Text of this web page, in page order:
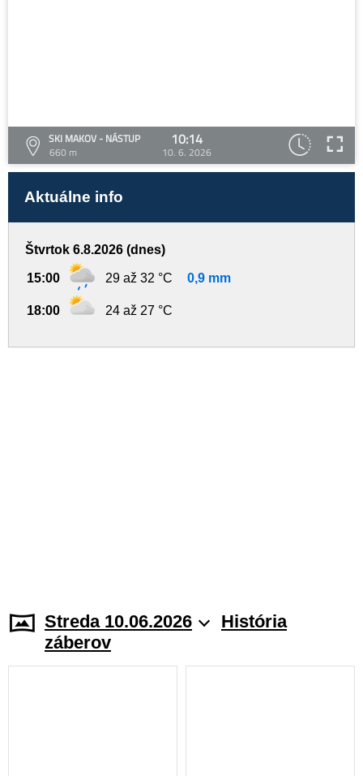
SKI MAKOV - NÁSTUP
660 m
10:14
10. 6. 2026
Aktuálne info
Štvrtok 6.8.2026 (dnes)
15:00 29 až 32 °C 0,9 mm
18:00 24 až 27 °C
Streda 10.06.2026
História
záberov